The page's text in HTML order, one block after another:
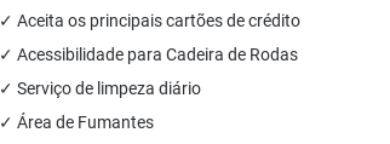
✓ Aceita os principais cartões de crédito
✓ Acessibilidade para Cadeira de Rodas
✓ Serviço de limpeza diário
✓ Área de Fumantes